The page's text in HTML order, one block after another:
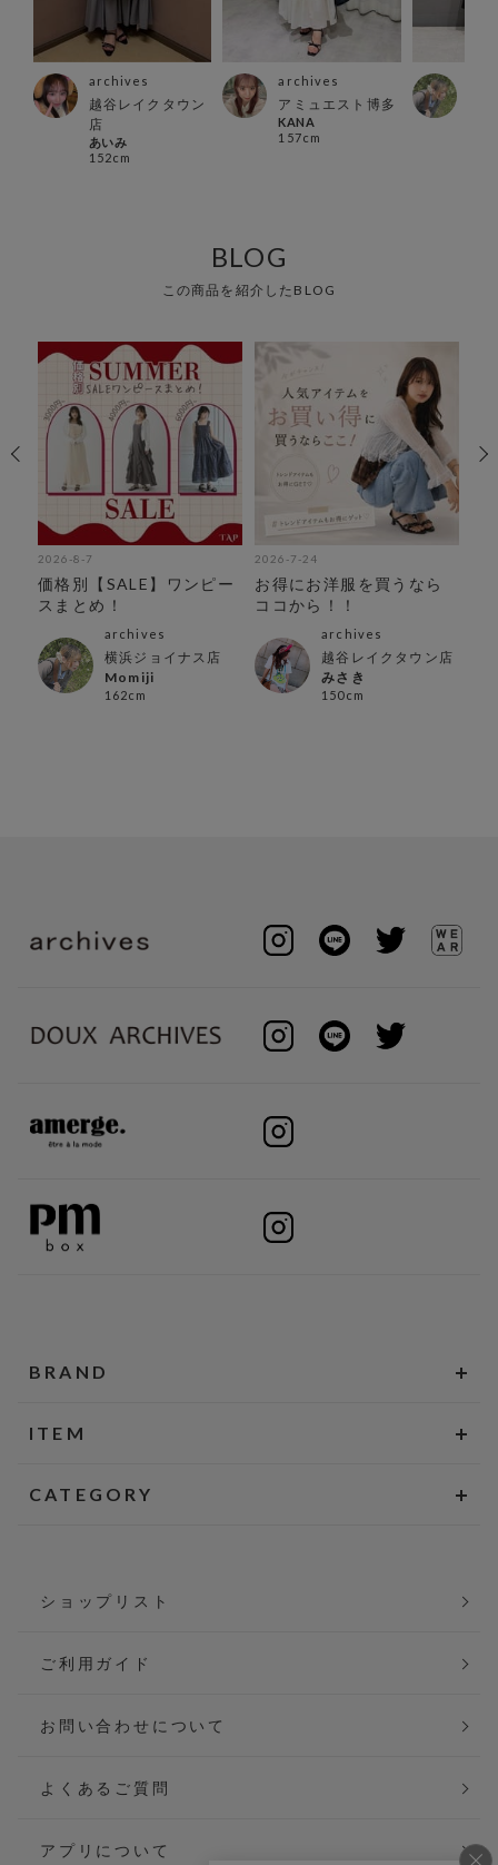
archives
越谷レイクタウン
店
あいみ
152cm
archives
アミュエスト博多
KANA
157cm
BLOG
この商品を紹介したBLOG
2026-8-7
価格別【SALE】ワンピー
スまとめ！
archives
横浜ジョイナス店
Momiji
162cm
2026-7-24
お得にお洋服を買うなら
ココから！！
archives
越谷レイクタウン店
みさき
150cm
BRAND
ITEM
CATEGORY
ショップリスト
ご利用ガイド
お問い合わせについて
よくあるご質問
アプリについて